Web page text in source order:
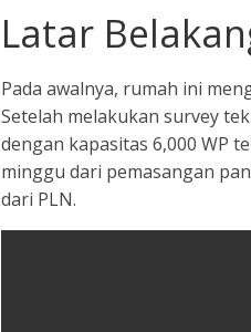
Latar
Pada awalnya, rumah ini
Setelah melakukan survey
dengan kapasitas 6,000 WP
minggu dari pemasangan
dari PLN.